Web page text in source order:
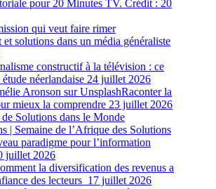
qui veut faire rimer
solutions dans un média généraliste
constructif à la télévision : ce
néerlandaise 24 juillet 2026
Raconter la
mieux la comprendre 23 juillet 2026
| Semaine de l’Afrique des Solutions
paradigme pour l’information
juillet 2026
la diversification des revenus a
des lecteurs 17 juillet 2026